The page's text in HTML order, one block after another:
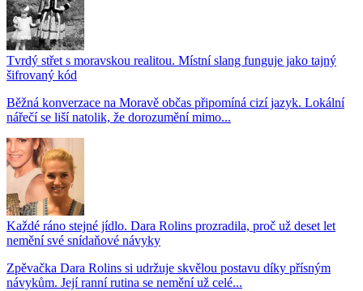
Tvrdý střet s moravskou realitou. Místní slang funguje jako tajný
šifrovaný kód
Běžná konverzace na Moravě občas připomíná cizí jazyk. Lokální
nářečí se liší natolik, že dorozumění mimo...
Každé ráno stejné jídlo. Dara Rolins prozradila, proč už deset let
nemění své snídaňové návyky
Zpěvačka Dara Rolins si udržuje skvělou postavu díky přísným
návykům. Její ranní rutina se nemění už celé...